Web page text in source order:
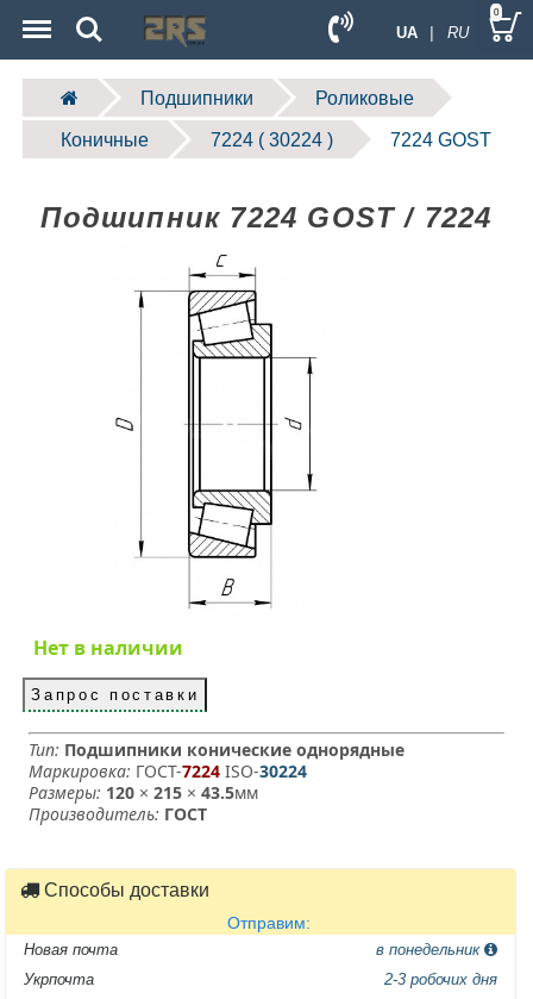
UA | RU
Search 0
Подшипники Роликовые
Коничные 7224 ( 30224 ) 7224 GOST
Подшипник 7224 GOST / 7224
Нет в наличии
Запрос поставки
Тип: Подшипники конические однорядные
Маркировка: ГОСТ-7224 ­ ISO-30224
Размеры: 120 ×215 ×43.5мм
Производитель: ГОСТ
Способы доставки
Отправим:
Новая почта
в понедельник
Укрпочта
2-3 робочих дня